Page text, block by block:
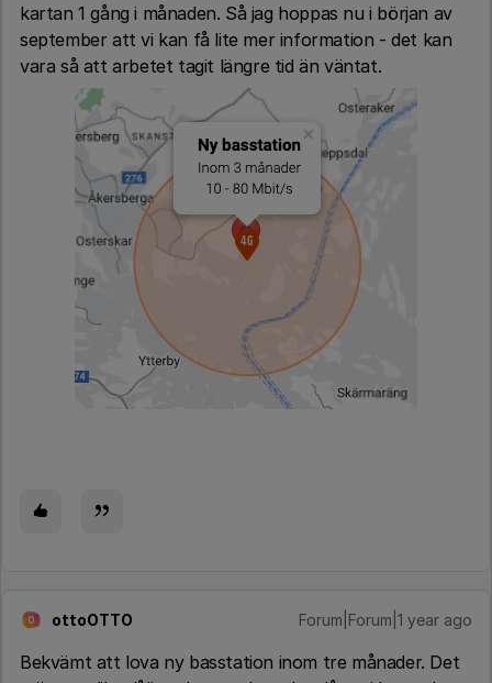
kartan 1 gång i månaden. Så jag hoppas nu i början av
september att vi kan få lite mer information - det kan
vara så att arbetet tagit längre tid än väntat.
O ottoOTTO Forum|Forum|1 year ago
Bekvämt att lova ny basstation inom tre månader. Det